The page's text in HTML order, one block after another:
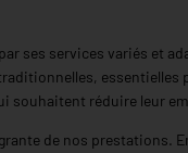
ses services variés et
souhaitent réduire leur
de nos